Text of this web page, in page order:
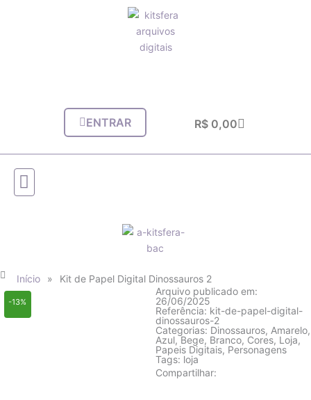
ENTRAR R$ 0,00Carrinho
Início » Kit de Papel Digital Dinossauros 2
-13%
Arquivo publicado em:
26/06/2025
Referência: kit-de-papel-digital-
dinossauros-2
Categorias: Dinossauros, Amarelo,
Azul,Bege, Branco, Cores, Loja,
Papeis Digitais, Personagens
Tags: loja
Compartilhar: